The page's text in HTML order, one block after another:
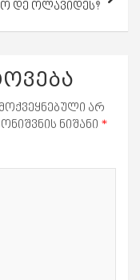
დე ოლავიდეს?
არ
ნიშანი *